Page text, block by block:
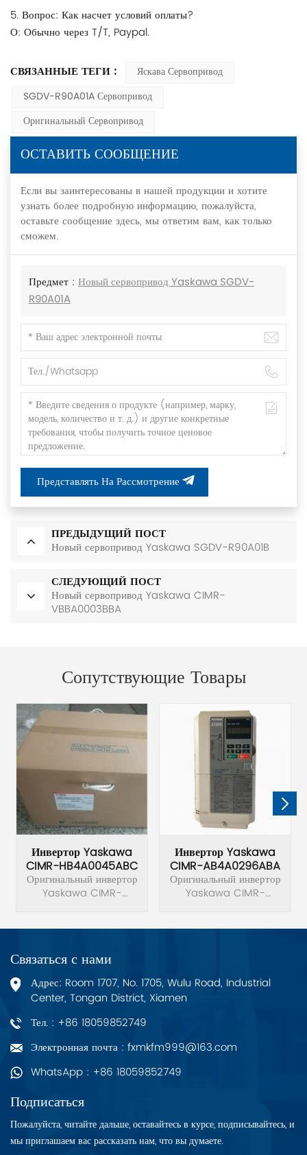
5. Вопрос: Как насчет условий оплаты?
О: Обычно через T/T, Paypal.
СВЯЗАННЫЕ ТЕГИ :
Яскава Сервопривод
SGDV-R90A01A Сервопривод
Оригинальный Сервопривод
ОСТАВИТЬ СООБЩЕНИЕ
Если вы заинтересованы в нашей продукции и хотите
узнать более подробную информацию, пожалуйста,
оставьте сообщение здесь, мы ответим вам, как только
сможем.
Предмет : Новый сервопривод Yaskawa SGDV-
R90A01A
Представлять На Рассмотрение
ПРЕДЫДУЩИЙ ПОСТ
Новый сервопривод Yaskawa SGDV-R90A01B
СЛЕДУЮЩИЙ ПОСТ
Новый сервопривод Yaskawa CIMR-
VBBA0003BBA
Сопутствующие Товары
Инвертор Yaskawa
CIMR-HB4A0045ABC
Оригинальный инвертор
Yaskawa CIMR-
Инвертор Yaskawa
CIMR-AB4A0296ABA
Оригинальный инвертор
Yaskawa CIMR-
Связаться с нами
Адрес: Room 1707, No. 1705, Wulu Road, Industrial
Center, Tongan District, Xiamen
Тел. : +86 18059852749
Электронная почта : fxmkfm999@163.com
WhatsApp : +86 18059852749
Подписаться
Пожалуйста, читайте дальше, оставайтесь в курсе, подписывайтесь, и
мы приглашаем вас рассказать нам, что вы думаете.